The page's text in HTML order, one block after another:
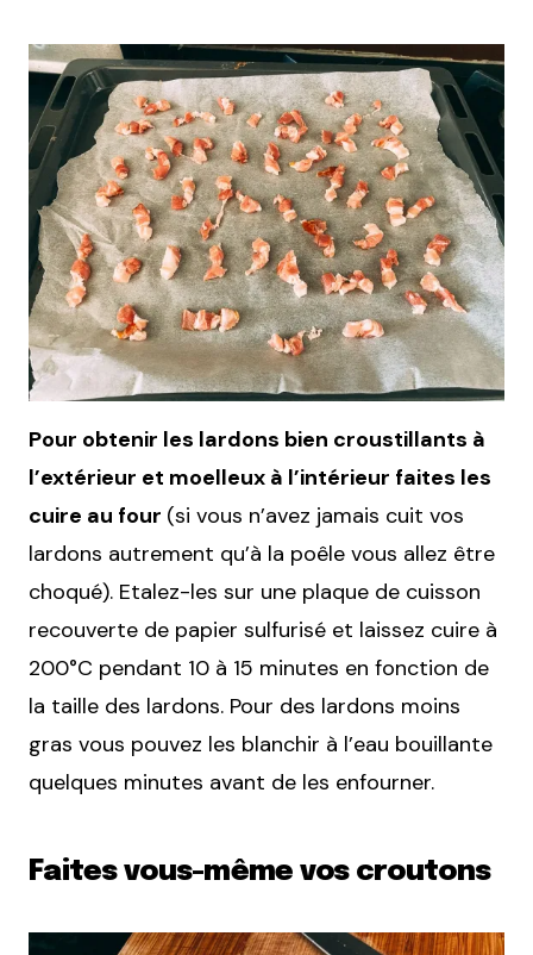
Pour obtenir les lardons bien croustillants à
l’extérieur et moelleux à l’intérieur faites les
cuire au four (si vous n’avez jamais cuit vos
lardons autrement qu’à la poêle vous allez être
choqué). Etalez-les sur une plaque de cuisson
recouverte de papier sulfurisé et laissez cuire à
200°C pendant 10 à 15 minutes en fonction de
la taille des lardons. Pour des lardons moins
gras vous pouvez les blanchir à l’eau bouillante
quelques minutes avant de les enfourner.
Faites vous-même vos croutons